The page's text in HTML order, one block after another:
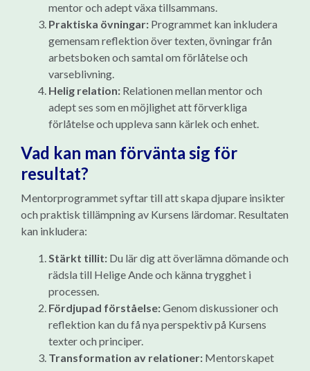
mentor och adept växa tillsammans.
Praktiska övningar: Programmet kan inkludera
gemensam reflektion över texten, övningar från
arbetsboken och samtal om förlåtelse och
varseblivning.
Helig relation: Relationen mellan mentor och
adept ses som en möjlighet att förverkliga
förlåtelse och uppleva sann kärlek och enhet.
Vad kan man förvänta sig för
resultat?
Mentorprogrammet syftar till att skapa djupare insikter
och praktisk tillämpning av Kursens lärdomar. Resultaten
kan inkludera:
Stärkt tillit: Du lär dig att överlämna dömande och
rädsla till Helige Ande och känna trygghet i
processen.
Fördjupad förståelse:Genom diskussioner och
reflektion kan du få nya perspektiv på Kursens
texter och principer.
Transformation av relationer: Mentorskapet